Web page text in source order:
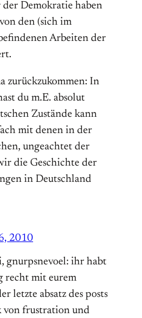
der Demokratie haben
den (sich im
Arbeiten der
zurückzukommen: In
du m.E. absolut
Zustände kann
mit denen in der
ungeachtet der
die Geschichte der
in Deutschland
2010
gnurpsnevoel: ihr habt
recht mit eurem
letzte absatz des posts
von frustration und